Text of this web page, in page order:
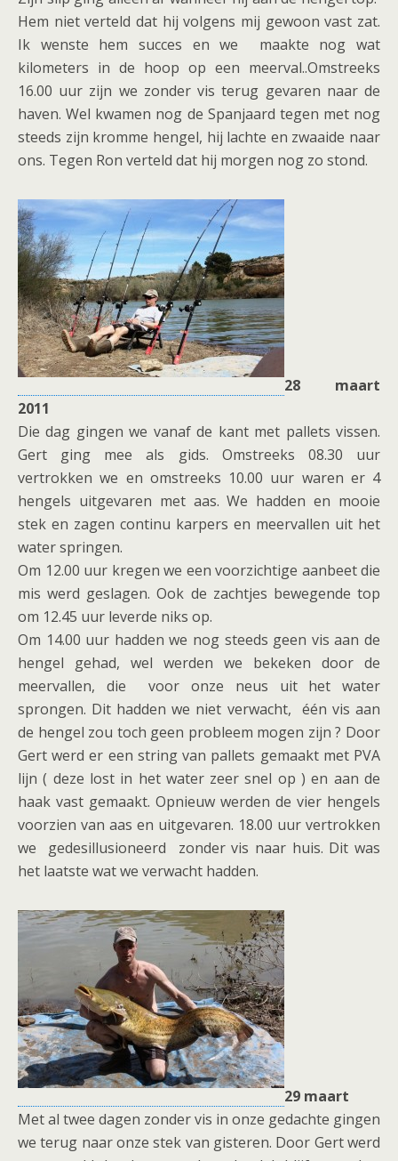
Hem niet verteld dat hij volgens mij gewoon vast zat.
Ik wenste hem succes en we maakte nog wat
kilometers in de hoop op een meerval..Omstreeks
16.00 uur zijn we zonder vis terug gevaren naar de
haven. Wel kwamen nog de Spanjaard tegen met nog
steeds zijn kromme hengel, hij lachte en zwaaide naar
ons. Tegen Ron verteld dat hij morgen nog zo stond.
28 maart
2011
Die dag gingen we vanaf de kant met pallets vissen.
Gert ging mee als gids. Omstreeks 08.30 uur
vertrokken we en omstreeks 10.00 uur waren er 4
hengels uitgevaren met aas. We hadden en mooie
stek en zagen continu karpers en meervallen uit het
water springen.
Om 12.00 uur kregen we een voorzichtige aanbeet die
mis werd geslagen. Ook de zachtjes bewegende top
om 12.45 uur leverde niks op.
Om 14.00 uur hadden we nog steeds geen vis aan de
hengel gehad, wel werden we bekeken door de
meervallen, die voor onze neus uit het water
sprongen. Dit hadden we niet verwacht, één vis aan
de hengel zou toch geen probleem mogen zijn ? Door
Gert werd er een string van pallets gemaakt met PVA
lijn ( deze lost in het water zeer snel op ) en aan de
haak vast gemaakt. Opnieuw werden de vier hengels
voorzien van aas en uitgevaren. 18.00 uur vertrokken
we gedesillusioneerd zonder vis naar huis. Dit was
het laatste wat we verwacht hadden.
29 maart
Met al twee dagen zonder vis in onze gedachte gingen
we terug naar onze stek van gisteren. Door Gert werd